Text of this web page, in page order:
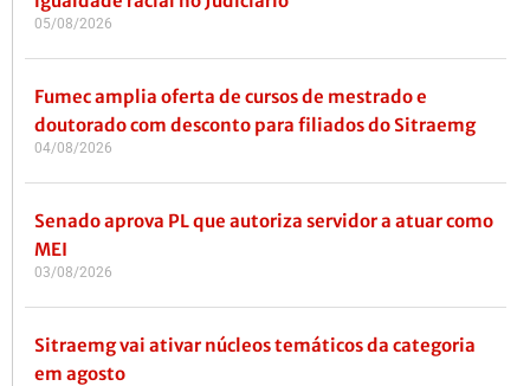
05/08/2026
Fumec amplia oferta de cursos de mestrado e
doutorado com desconto para filiados do Sitraemg
04/08/2026
Senado aprova PL que autoriza servidor a atuar como
MEI
03/08/2026
Sitraemg vai ativar núcleos temáticos da categoria
em agosto